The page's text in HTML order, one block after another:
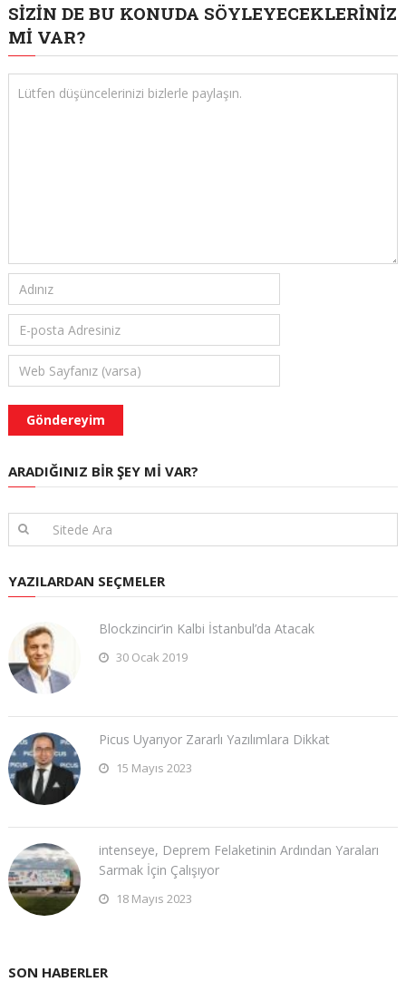
SIZIN DE BU KONUDA SÖYLEYECEKLERINIZ
MI VAR?
ARADIĞINIZ BIR ŞEY MI VAR?
YAZILARDAN SEÇMELER
Blockzincir’in Kalbi İstanbul’da Atacak
30 Ocak 2019
Picus Uyarıyor Zararlı Yazılımlara Dikkat
15 Mayıs 2023
intenseye, Deprem Felaketinin Ardından Yaraları
Sarmak İçin Çalışıyor
18 Mayıs 2023
SON HABERLER